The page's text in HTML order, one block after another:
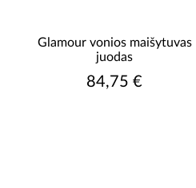
Glamour vonios maišytuvas
juodas
84,75 €